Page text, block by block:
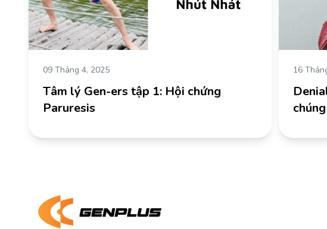
09 Tháng 4, 2025
Tâm lý Gen-ers tập 1: Hội chứng
Paruresis
16